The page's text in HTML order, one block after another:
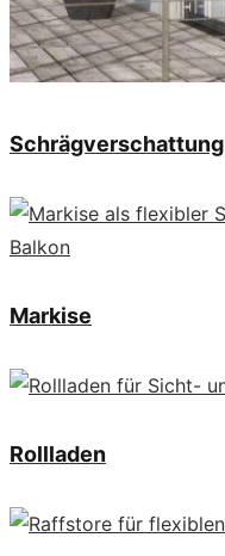
Schrägverschattung
Markise
Rollladen